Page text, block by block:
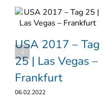
USA 2017 – Tag
25 | Las Vegas –
Frankfurt
06.02.2022